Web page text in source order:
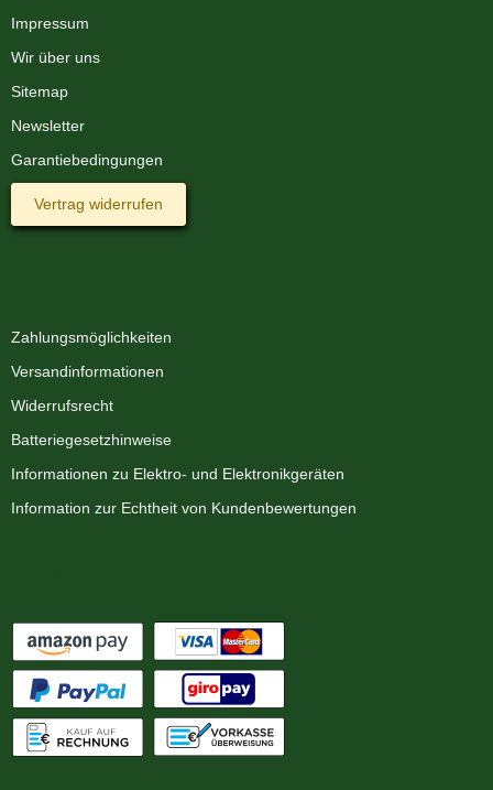
Impressum
Wir über uns
Sitemap
Newsletter
Garantiebedingungen
Vertrag widerrufen
Zahlungsmöglichkeiten
Versandinformationen
Widerrufsrecht
Batteriegesetzhinweise
Informationen zu Elektro- und Elektronikgeräten
Information zur Echtheit von Kundenbewertungen